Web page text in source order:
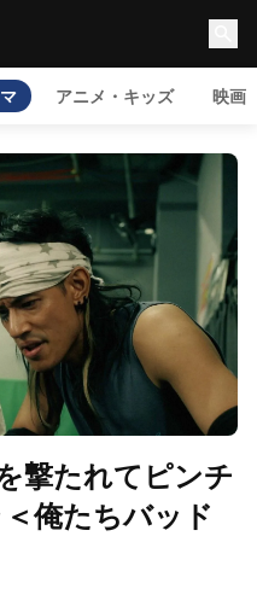
アニメ・キッズ 映画
撃たれてピンチ
俺たちバッド